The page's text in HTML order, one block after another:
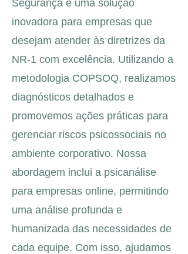
Segurança é uma solução
inovadora para empresas que
desejam atender às diretrizes da
NR-1 com excelência. Utilizando a
metodologia COPSOQ, realizamos
diagnósticos detalhados e
promovemos ações práticas para
gerenciar riscos psicossociais no
ambiente corporativo. Nossa
abordagem inclui a psicanálise
para empresas online, permitindo
uma análise profunda e
humanizada das necessidades de
cada equipe. Com isso, ajudamos